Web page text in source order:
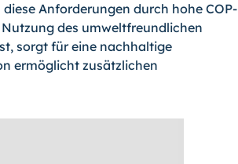
Anforderungen durch hohe COP-
des umweltfreundlichen
sorgt für eine nachhaltige
ermöglicht zusätzlichen